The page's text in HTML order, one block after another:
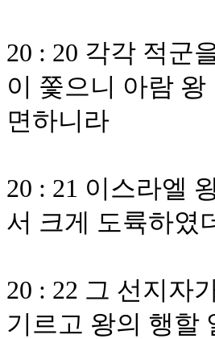
20 : 20 각각 적군
이 쫓으니 아람
면하니라
20 : 21 이스라엘
서 크게 도륙하였
20 : 22 그 선지자
기르고 왕의 행할